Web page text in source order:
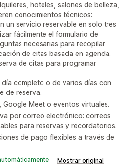
hoteles, salones de belleza,
conocimientos técnicos:
un servicio reservable en solo tres
fácilmente el formulario de
necesarias para recopilar
de citas basada en agenda.
de citas para programar
completo o de varios días con
de reserva.
Google Meet o eventos virtuales.
por correo electrónico: correos
para reservas y recordatorios.
de pago flexibles a través de
Mostrar original